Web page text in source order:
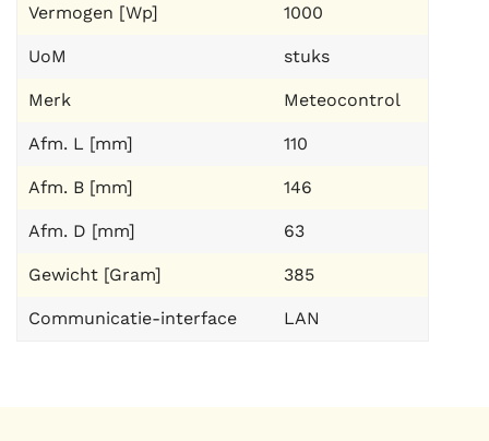
Vermogen [Wp] 1000
UoM stuks
Merk Meteocontrol
Afm. L [mm] 110
Afm. B [mm] 146
Afm. D [mm] 63
Gewicht [Gram] 385
Communicatie-interface LAN